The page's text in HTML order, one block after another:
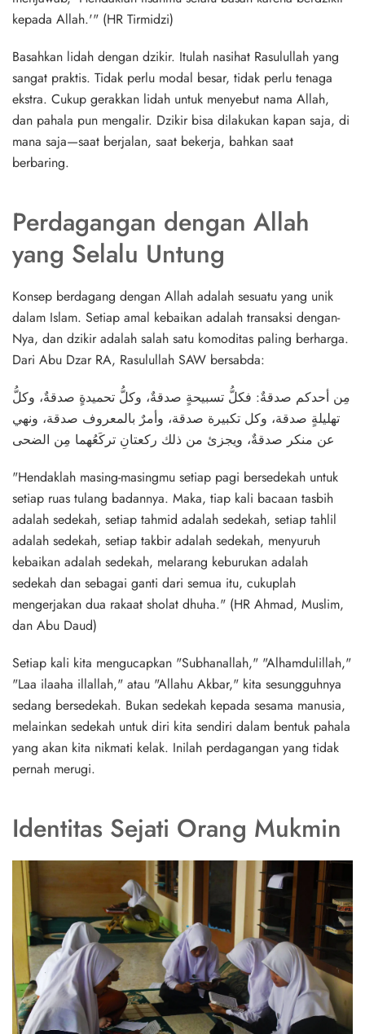
kepada Allah.'" (HR Tirmidzi)
Basahkan lidah dengan dzikir. Itulah nasihat Rasulullah yang
sangat praktis. Tidak perlu modal besar, tidak perlu tenaga
ekstra. Cukup gerakkan lidah untuk menyebut nama Allah,
dan pahala pun mengalir. Dzikir bisa dilakukan kapan saja, di
mana saja—saat berjalan, saat bekerja, bahkan saat
berbaring.
Perdagangan dengan Allah
yang Selalu Untung
Konsep berdagang dengan Allah adalah sesuatu yang unik
dalam Islam. Setiap amal kebaikan adalah transaksi dengan-
Nya, dan dzikir adalah salah satu komoditas paling berharga.
Dari Abu Dzar RA, Rasulullah SAW bersabda:
مِن أحدكم صدقةٌ: فكلُّ تسبيحةٍ صدقةٌ، وكلُّ تحميدةٍ صدقةٌ، وكلُّ
تهليلةٍ صدقة، وكل تكبيرة صدقة، وأمرٌ بالمعروف صدقة، ونهي
عن منكر صدقةٌ، ويجزئ من ذلك ركعتانِ تركَعُهما مِن الضحى
"Hendaklah masing-masingmu setiap pagi bersedekah untuk
setiap ruas tulang badannya. Maka, tiap kali bacaan tasbih
adalah sedekah, setiap tahmid adalah sedekah, setiap tahlil
adalah sedekah, setiap takbir adalah sedekah, menyuruh
kebaikan adalah sedekah, melarang keburukan adalah
sedekah dan sebagai ganti dari semua itu, cukuplah
mengerjakan dua rakaat sholat dhuha." (HR Ahmad, Muslim,
dan Abu Daud)
Setiap kali kita mengucapkan "Subhanallah," "Alhamdulillah,"
"Laa ilaaha illallah," atau "Allahu Akbar," kita sesungguhnya
sedang bersedekah. Bukan sedekah kepada sesama manusia,
melainkan sedekah untuk diri kita sendiri dalam bentuk pahala
yang akan kita nikmati kelak. Inilah perdagangan yang tidak
pernah merugi.
Identitas Sejati Orang Mukmin